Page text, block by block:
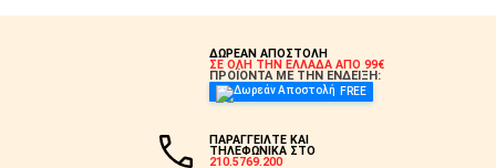
ΔΩΡΕΑΝ ΑΠΟΣΤΟΛΗ
ΣΕ ΟΛΗ ΤΗΝ ΕΛΛΑΔΑ ΑΠΟ 99€
ΠΡΟΪΟΝΤΑ ΜΕ ΤΗΝ ΕΝΔΕΙΞΗ:
FREE
ΠΑΡΑΓΓΕΙΛΤΕ ΚΑΙ
ΤΗΛΕΦΩΝΙΚΑ ΣΤΟ
210.5769.200